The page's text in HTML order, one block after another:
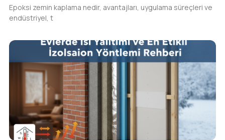
Epoksi zemin kaplama nedir, avantajları, uygulama süreçleri ve
endüstriyel, t